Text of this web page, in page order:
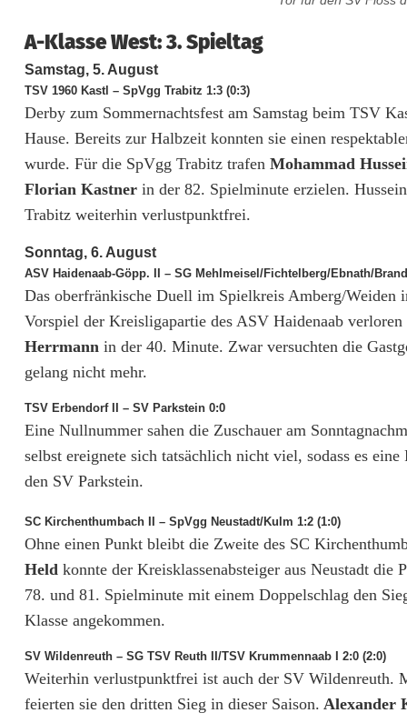
n
r
e
u
t
h
u
n
d
A
S
V
N
u
s
t
d
t
A-Klasse West: 3. Spieltag
Samstag, 5. August
TSV 1960 Kastl – SpVgg Trabitz 1:3 (0:3)
Derby zum Sommernachtsfest am Samstag beim TSV
Hause. Bereits zur Halbzeit konnten sie einen
wurde. Für die SpVgg Trabitz trafen Mohammad
Florian Kastner in der 82. Spielminute erzielen.
Trabitz weiterhin verlustpunktfrei.
Sonntag, 6. August
ASV Haidenaab-Göpp. II – SG Mehlmeisel/Fichtelberg/Ebnath/
Das oberfränkische Duell im Spielkreis Amberg/Weiden
Vorspiel der Kreisligapartie des ASV Haidenaab
Herrmann in der 40. Minute. Zwar versuchten die
gelang nicht mehr.
TSV Erbendorf II – SV Parkstein 0:0
Eine Nullnummer sahen die Zuschauer am
selbst ereignete sich tatsächlich nicht viel, sodass es
den SV Parkstein.
SC Kirchenthumbach II – SpVgg Neustadt/Kulm 1:2 (1:0)
Ohne einen Punkt bleibt die Zweite des SC
Held konnte der Kreisklassenabsteiger aus Neustadt
78. und 81. Spielminute mit einem Doppelschlag den
Klasse angekommen.
SV Wildenreuth – SG TSV Reuth II/TSV Krummennaab I 2:0 (2:0)
Weiterhin verlustpunktfrei ist auch der SV Wildenreuth.
feierten sie den dritten Sieg in dieser Saison. Alexander